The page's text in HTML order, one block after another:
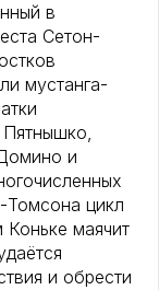
в
Сетон-
мустанга-
и
Томсона цикл
маячит
и обрести